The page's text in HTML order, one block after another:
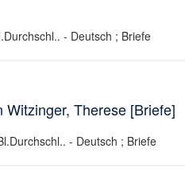
- Deutsch ; Briefe
Witzinger, Therese [Briefe]
- Deutsch ; Briefe